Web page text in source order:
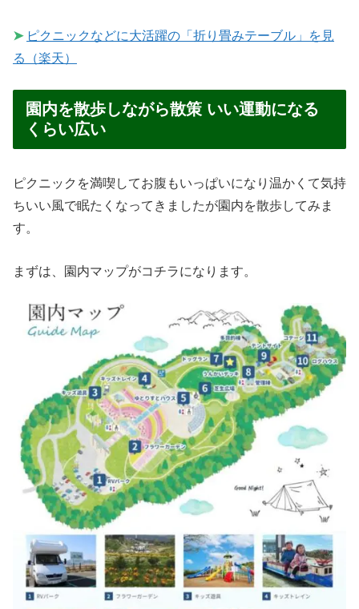
➤ ピクニックなどに大活躍の「折り畳みテーブル」を見
る（楽天）
園内を散歩しながら散策 いい運動になる
くらい広い
ピクニックを満喫してお腹もいっぱいになり温かくて気持
ちいい風で眠たくなってきましたが園内を散歩してみま
す。
まずは、園内マップがコチラになります。